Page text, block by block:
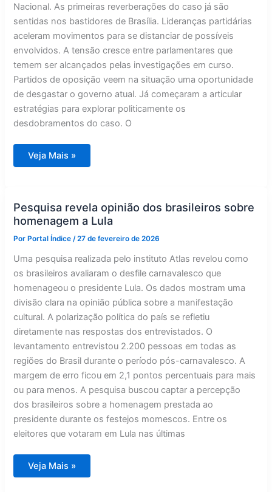
Nacional. As primeiras reverberações do caso já são
sentidas nos bastidores de Brasília. Lideranças partidárias
aceleram movimentos para se distanciar de possíveis
envolvidos. A tensão cresce entre parlamentares que
temem ser alcançados pelas investigações em curso.
Partidos de oposição veem na situação uma oportunidade
de desgastar o governo atual. Já começaram a articular
estratégias para explorar politicamente os
desdobramentos do caso. O
Escândalo
Master
Veja Mais »
Pesquisa revela opinião dos brasileiros sobre
homenagem a Lula
Por Portal Índice/27 de fevereiro de 2026
Uma pesquisa realizada pelo instituto Atlas revelou como
os brasileiros avaliaram o desfile carnavalesco que
homenageou o presidente Lula. Os dados mostram uma
divisão clara na opinião pública sobre a manifestação
cultural. A polarização política do país se refletiu
diretamente nas respostas dos entrevistados. O
levantamento entrevistou 2.200 pessoas em todas as
regiões do Brasil durante o período pós-carnavalesco. A
margem de erro ficou em 2,1 pontos percentuais para mais
ou para menos. A pesquisa buscou captar a percepção
dos brasileiros sobre a homenagem prestada ao
presidente durante os festejos momescos. Entre os
eleitores que votaram em Lula nas últimas
Pesquisa
revela
Veja Mais »